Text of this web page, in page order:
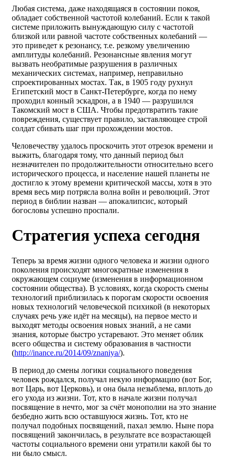
Любая система, даже находящаяся в состоянии покоя,
обладает собственной частотой колебаний. Если к такой
системе приложить вынуждающую силу с частотой
близкой или равной частоте собственных колебаний —
это приведет к резонансу, т.е. резкому увеличению
амплитуды колебаний. Резонансные явления могут
вызвать необратимые разрушения в различных
механических системах, например, неправильно
спроектированных мостах. Так, в 1905 году рухнул
Египетский мост в Санкт-Петербурге, когда по нему
проходил конный эскадрон, а в 1940 — разрушился
Такомский мост в США. Чтобы предотвратить такие
повреждения, существует правило, заставляющее строй
солдат сбивать шаг при прохождении мостов.
Человечеству удалось проскочить этот отрезок времени и
выжить, благодаря тому, что данный период был
незначителен по продолжительности относительно всего
исторического процесса, и население нашей планеты не
достигло к этому времени критической массы, хотя в это
время весь мир потрясла волна войн и революций. Этот
период в библии назван — апокалипсис, который
богословы успешно проспали.
Стратегия успеха сегодня
Теперь за время жизни одного человека и жизни одного
поколения происходят многократные изменения в
окружающем социуме (изменения в информационном
состоянии общества). В условиях, когда скорость смены
технологий приблизилась к порогам скорости освоения
новых технологий человеческой психикой (в некоторых
случаях речь уже идёт на месяцы), на первое место и
выходят методы освоения новых знаний, а не сами
знания, которые быстро устаревают. Это меняет облик
всего общества и систему образования в частности
(http://inance.ru/2014/09/znaniya/).
В период до смены логики социального поведения
человек рождался, получал некую информацию (вот Бог,
вот Царь, вот Церковь), и она была незыблема, вплоть до
его ухода из жизни. Тот, кто в начале жизни получал
посвящение в нечто, мог за счёт монополии на это знание
безбедно жить всю оставшуюся жизнь. Тот, кто не
получал подобных посвящений, пахал землю. Ныне пора
посвящений закончилась, в результате все возрастающей
частоты социального времени они утратили какой бы то
ни было смысл.